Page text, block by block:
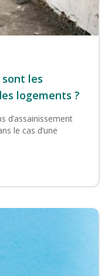
les
logements ?
d’assainissement
le cas d’une